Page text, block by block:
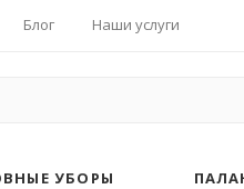
Блог Наши услуги
УБОРЫ